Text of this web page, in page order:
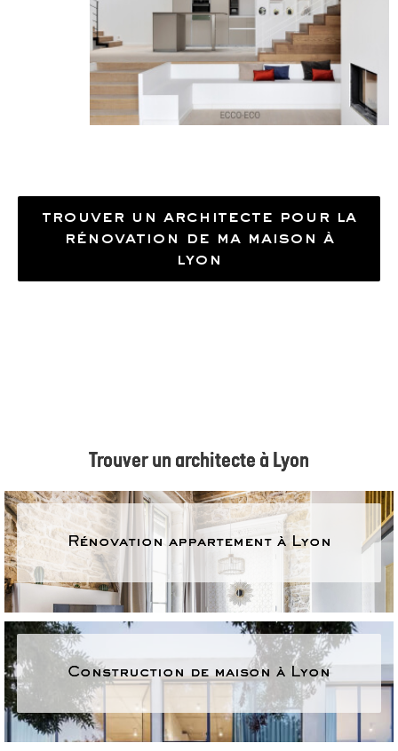
trouver un architecte pour la
rénovation de ma maison à
lyon
Trouver un architecte à Lyon
Rénovation appartement à Lyon
Construction de maison à Lyon